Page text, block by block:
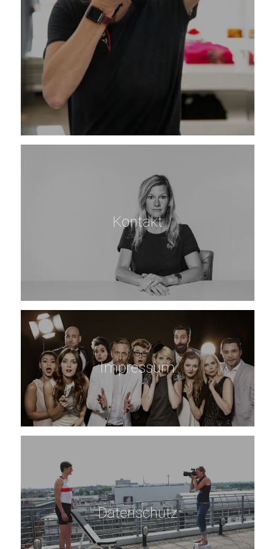
Kontakt
Impressum
Datenschutz